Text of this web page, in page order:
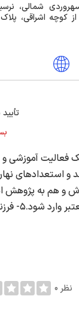
شمالی،
در کنار درس یک فعالیت
فردی خلاق باشد و
آموزش و هم به
می دهد.۴- فرزندتان در رشته تحصیلی خوب
0 نظر